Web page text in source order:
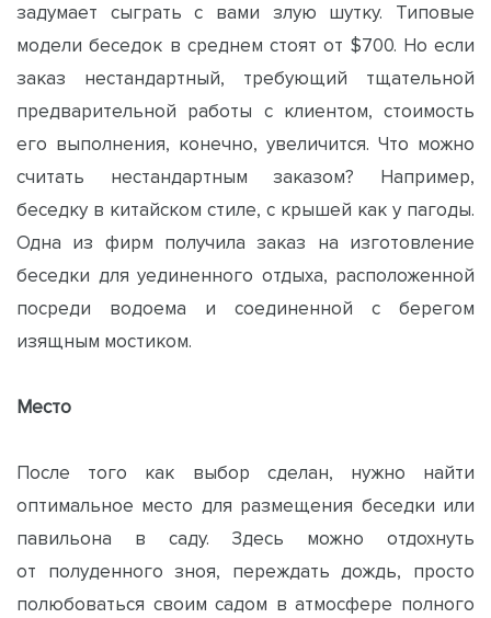
задумает сыграть с вами злую шутку. Типовые
модели беседок в среднем стоят от $700. Но если
заказ нестандартный, требующий тщательной
предварительной работы с клиентом, стоимость
его выполнения, конечно, увеличится. Что можно
считать нестандартным заказом? Например,
беседку в китайском стиле, с крышей как у пагоды.
Одна из фирм получила заказ на изготовление
беседки для уединенного отдыха, расположенной
посреди водоема и соединенной с берегом
изящным мостиком.
Место
После того как выбор сделан, нужно найти
оптимальное место для размещения беседки или
павильона в саду. Здесь можно отдохнуть
от полуденного зноя, переждать дождь, просто
полюбоваться своим садом в атмосфере полного